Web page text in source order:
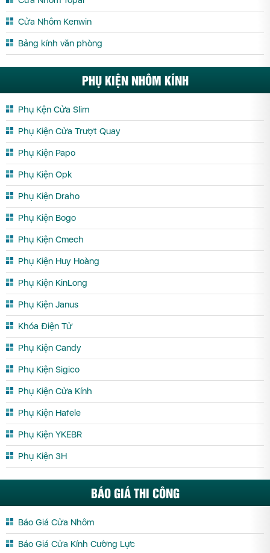
Nhôm Xingfa tại Yên Bái
Cửa Nhôm Kenwin
Bảng kính văn phòng
PHỤ KIỆN NHÔM KÍNH
Phụ Kện Cửa Slim
Phụ Kiện Cửa Trượt Quay
Phụ Kiện Papo
Phụ Kiện Opk
Phụ Kiện Draho
Phụ Kiện Bogo
Phụ Kiện Cmech
Phụ Kiện Huy Hoàng
Phụ Kiện KinLong
Phụ Kiện Janus
Khóa Điện Tử
Phụ Kiện Candy
Phụ Kiện Sigico
Phụ Kiện Cửa Kính
Phụ Kiện Hafele
Phụ Kiện YKEBR
Phụ Kiện 3H
BÁO GIÁ THI CÔNG
Báo Giá Cửa Nhôm
Báo Giá Cửa Kính Cường Lực